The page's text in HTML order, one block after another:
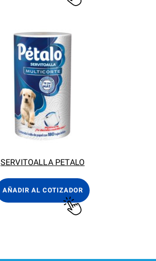
SERVITOALLA PETALO
AÑADIR AL COTIZADOR